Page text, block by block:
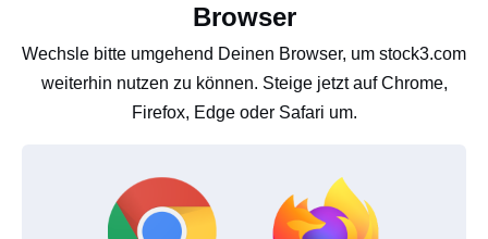
Browser
Wechsle bitte umgehend Deinen Browser, um stock3.com
weiterhin nutzen zu können. Steige jetzt auf Chrome,
Firefox, Edge oder Safari um.